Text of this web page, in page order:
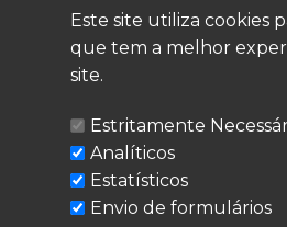
LEGAL
Política de Privacidade
Termos de Utilização
Cookies
Este site utiliza cookies
que tem a melhor
site.
Estritamente
Analíticos
Estatísticos
Envio de formulários